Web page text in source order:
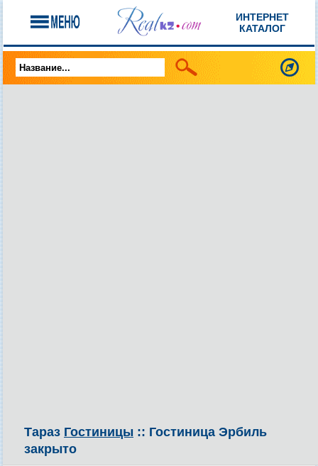
ИНТЕРНЕТ
КАТАЛОГ
Тараз Гостиницы :: Гостиница Эрбиль
закрыто